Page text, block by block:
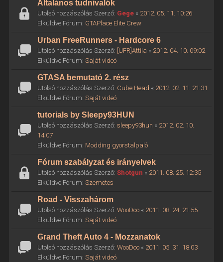
Általános tudnivalók
Utolsó hozzászólás Szerző: Gege« 2012. 05. 11. 10:26
Elküldve Fórum: GTAPlace Elite Crew
Urban FreeRunners - Hardcore 6
Utolsó hozzászólás Szerző: [UFR]Attila « 2012. 04. 10. 09:02
Elküldve Fórum: Saját videó
GTASA bemutató 2. rész
Utolsó hozzászólás Szerző: Cube Head « 2012. 02. 11. 21:31
Elküldve Fórum: Saját videó
tutorials by Sleepy93HUN
Utolsó hozzászólás Szerző: sleepy93hun « 2012. 02. 10.
14:07
Elküldve Fórum: Modding gyorstalpaló
Fórum szabályzat és irányelvek
Utolsó hozzászólás Szerző: Shotgun « 2011. 08. 25. 12:35
Elküldve Fórum: Szemetes
Road - Visszahárom
Utolsó hozzászólás Szerző: WooDoo« 2011. 08. 24. 21:55
Elküldve Fórum: Saját videó
Grand Theft Auto 4 - Mozzanatok
Utolsó hozzászólás Szerző: WooDoo« 2011. 05. 31. 18:03
Elküldve Fórum: Saját videó